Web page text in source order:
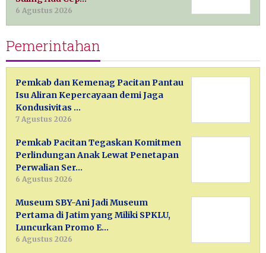
6 Agustus 2026
Pemerintahan
Pemkab dan Kemenag Pacitan Pantau
Isu Aliran Kepercayaan demi Jaga
Kondusivitas …
7 Agustus 2026
Pemkab Pacitan Tegaskan Komitmen
Perlindungan Anak Lewat Penetapan
Perwalian Ser…
6 Agustus 2026
Museum SBY-Ani Jadi Museum
Pertama di Jatim yang Miliki SPKLU,
Luncurkan Promo E…
6 Agustus 2026